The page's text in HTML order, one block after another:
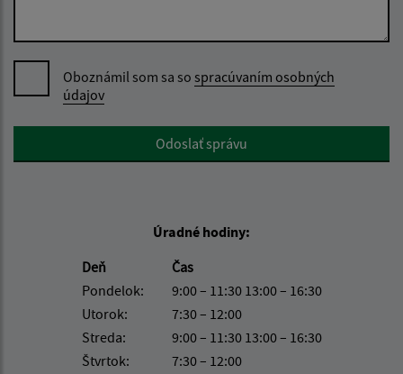
Oboznámil som sa so spracúvaním osobných
údajov
Google reCaptcha ResponseOdoslať správu
Úradné hodiny:
Deň
Čas
Pondelok:
9:00 – 11:30 13:00 – 16:30
Utorok:
7:30 – 12:00
Streda:
9:00 – 11:30 13:00 – 16:30
Štvrtok:
7:30 – 12:00